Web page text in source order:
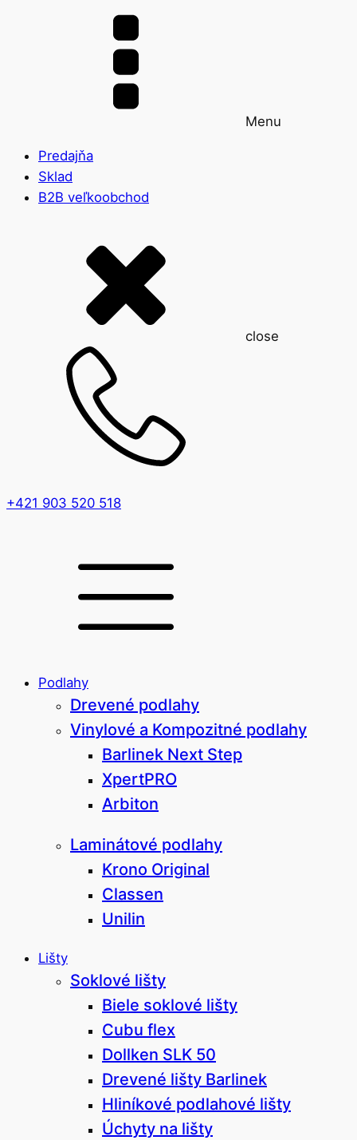
Menu
Predajňa
Sklad
B2B veľkoobchod
close
+421 903 520 518
Podlahy
Drevené podlahy
Vinylové a Kompozitné podlahy
Barlinek Next Step
XpertPRO
Arbiton
Laminátové podlahy
Krono Original
Classen
Unilin
Lišty
Soklové lišty
Biele soklové lišty
Cubu flex
Dollken SLK 50
Drevené lišty Barlinek
Hliníkové podlahové lišty
Úchyty na lišty